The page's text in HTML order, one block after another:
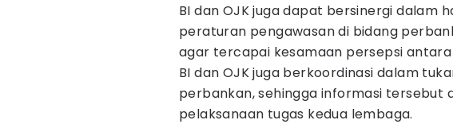
BI dan OJK juga dapat bersinergi dalam
peraturan pengawasan di bidang
agar tercapai kesamaan persepsi antara
BI dan OJK juga berkoordinasi dalam
perbankan, sehingga informasi tersebut
pelaksanaan tugas kedua lembaga.